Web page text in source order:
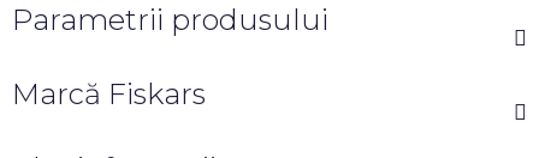
Parametrii produsului
Marcă Fiskars